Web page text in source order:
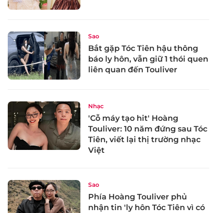
Sao
Bắt gặp Tóc Tiên hậu thông
báo ly hôn, vẫn giữ 1 thói quen
liên quan đến Touliver
Nhạc
'Cỗ máy tạo hit' Hoàng
Touliver: 10 năm đứng sau Tóc
Tiên, viết lại thị trường nhạc
Việt
Sao
Phía Hoàng Touliver phủ
nhận tin 'ly hôn Tóc Tiên vì có